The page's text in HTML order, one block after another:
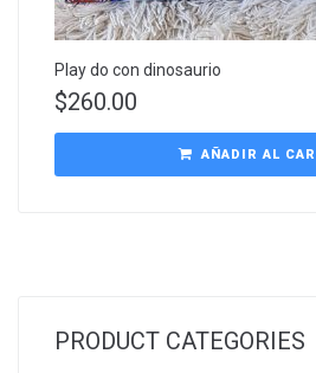
Play do con dinosaurio
$260.00
AÑADIR AL
PRODUCT CATEGORIES